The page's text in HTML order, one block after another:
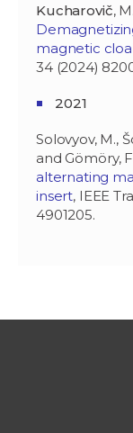
Kucharovič,
magnetic
34 (2024)
2021
Solovyov, M.,
and Gömöry,
alternating
insert, IEEE
4901205.